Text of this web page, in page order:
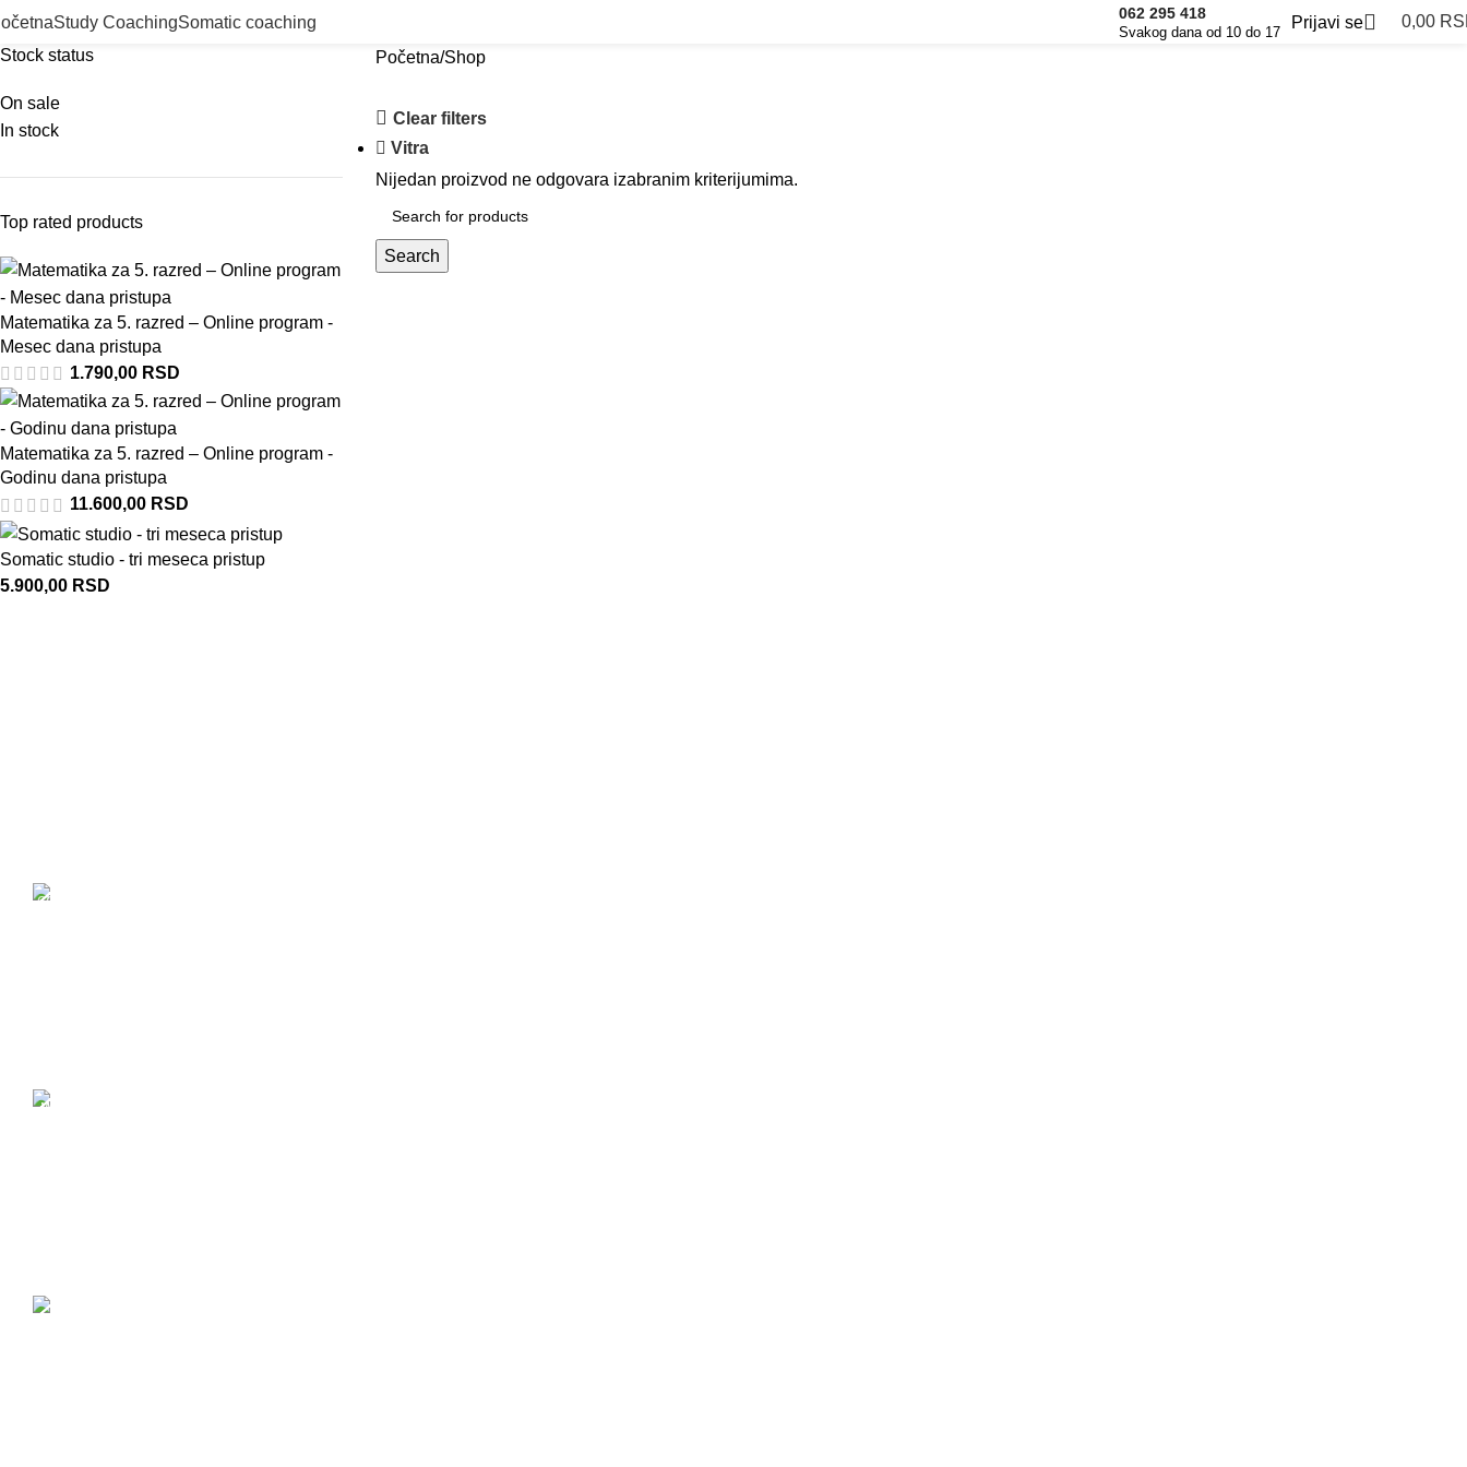
Study CoachingSomatic coaching 062 295 418
Svakog dana od 10 do 17
Prijavi se 0,00
Stock status
On sale
In stock
Top rated products
Matematika za 5. razred – Online program -
Mesec dana pristupa
1.790,00 RSD
Matematika za 5. razred – Online program -
Godinu dana pristupa
11.600,00 RSD
Somatic studio - tri meseca pristup
5.900,00 RSD
Početna Shop
Clear filters
Vitra
Nijedan proizvod ne odgovara izabranim kriterijumima.
Search